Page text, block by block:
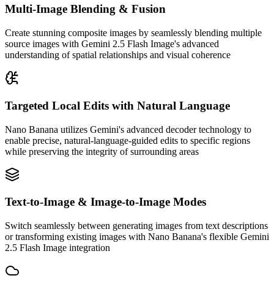
Multi-Image Blending & Fusion
Create stunning composite images by seamlessly blending multiple
source images with Gemini 2.5 Flash Image's advanced
understanding of spatial relationships and visual coherence
Targeted Local Edits with Natural Language
Nano Banana utilizes Gemini's advanced decoder technology to
enable precise, natural-language-guided edits to specific regions
while preserving the integrity of surrounding areas
Text-to-Image & Image-to-Image Modes
Switch seamlessly between generating images from text descriptions
or transforming existing images with Nano Banana's flexible Gemini
2.5 Flash Image integration